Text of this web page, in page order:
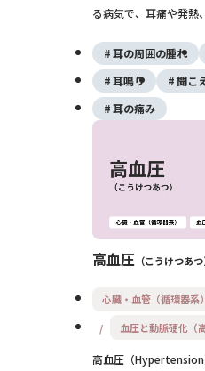
る病気で、耳痛や発熱
プが主流です。抗菌薬
挿入などの治療があり
には早期受診が重要です
耳の周囲の腫れ
耳鳴り
聞こ
耳の痛み
高血圧 こうけつあつ
心臓・血管（循環器系）
血圧と動脈硬化（
高血圧（